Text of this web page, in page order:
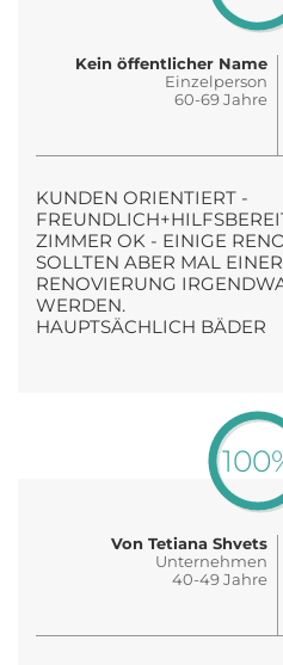
Kein öffentlicher Name
Einzelperson
60-69 Jahre
KUNDEN ORIENTIERT -
ZIMMER OK - EINIGE
SOLLTEN ABER MAL
RENOVIERUNG
WERDEN.
HAUPTSÄCHLICH BÄDER
Von Tetiana Shvets
Unternehmen
40-49 Jahre